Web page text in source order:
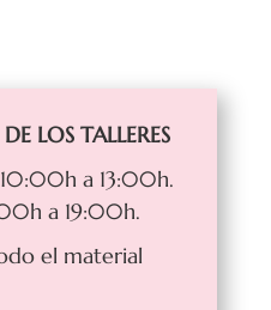
LOS TALLERES
a 13:00h.
a 19:00h.
el material